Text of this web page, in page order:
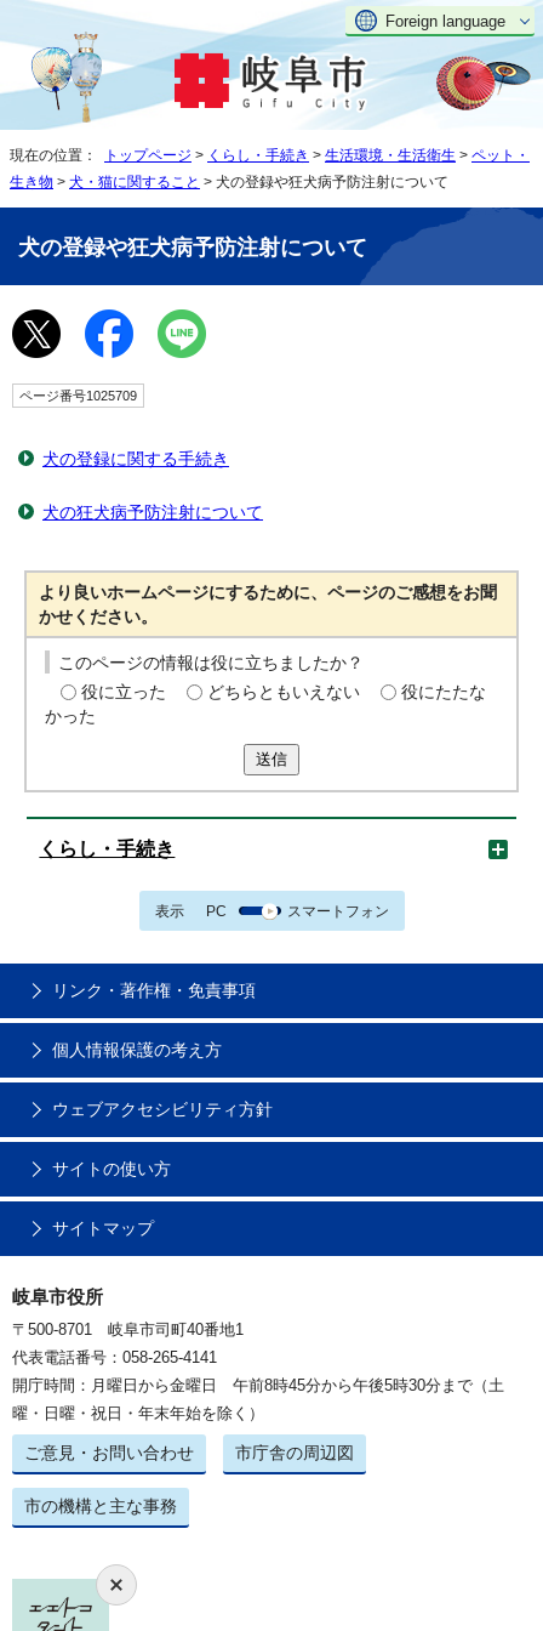
Foreign language
現在の位置： トップページ > くらし・手続き > 生活環境・生活衛生 > ペット・
生き物 > 犬・猫に関すること > 犬の登録や狂犬病予防注射について
犬の登録や狂犬病予防注射について
ページ番号1025709
犬の登録に関する手続き
犬の狂犬病予防注射について
より良いホームページにするために、ページのご感想をお聞
かせください。
このページの情報は役に立ちましたか？
役に立った
どちらともいえない
役にたたな
かった
送信
くらし・手続き
表示 PC スマートフォン
リンク・著作権・免責事項
個人情報保護の考え方
ウェブアクセシビリティ方針
サイトの使い方
サイトマップ
岐阜市役所
〒500-8701 岐阜市司町40番地1
代表電話番号：058-265-4141
開庁時間：月曜日から金曜日 午前8時45分から午後5時30分まで（土
曜・日曜・祝日・年末年始を除く）
ご意見・お問い合わせ 市庁舎の周辺図
市の機構と主な事務